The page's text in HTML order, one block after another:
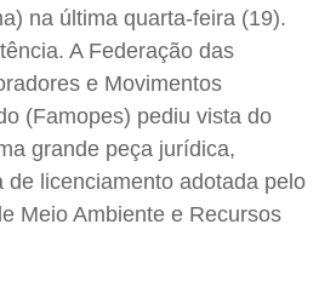
na última quarta-feira (19).
A Federação das
e Movimentos
(Famopes) pediu vista do
grande peça jurídica,
de licenciamento adotada pelo
Meio Ambiente e Recursos